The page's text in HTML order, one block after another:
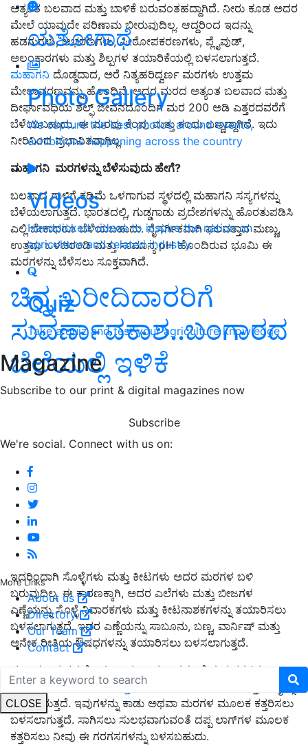
ಯಶೋಗಾಥೆ
Photo Gallery
We capture the best photos around events,
exhibitions happening across the country
Videos
Handpicked videos to inspire the nation on
agriculture and related industry
Quiz
Take a quiz and test your agriculture knowledge
Magazine
Subscribe to our print & digital magazines now
Subscribe
We're social. Connect with us on:
More Links
About us
Directory
Our Team
Contact
CLOSE
ಅತ್ಯಂತ ಬಲವಾದ ಮತ್ತು ಬಾಳಿಕೆ ಬರುವಂತಹದ್ದಾಗಿದೆ. ನೀರು ಕೂಡ ಅದರ
ಮೇಲೆ ಯಾವುದೇ ಪರಿಣಾಮ ಬೀರುವುದಿಲ್ಲ. ಆದ್ದರಿಂದ ಇದನ್ನು
ಹಡಗುಗಳು, ಆಭರಣಗಳು, ಪೀಠೋಪಕರಣಗಳು, ಪ್ಲೈವುಡ್,
ಅಲಂಕಾರಗಳು ಮತ್ತು ಶಿಲ್ಪಗಳ ತಯಾರಿಕೆಯಲ್ಲಿ ಬಳಸಲಾಗುತ್ತದೆ.
ಮಹಾಗನಿ ದೊಡ್ಡದಾದ, ಅರೆ ನಿತ್ಯಹರಿದ್ವರ್ಣ ಮರಗಳು ಉತ್ತಮ
ಮೇಲಾವರಣವನ್ನು ಹೊಂದಿವೆ. ಅದರ ಮರದ ಅತ್ಯಂತ ಬಲವಾದ ಮತ್ತು
ದೀರ್ಘಾವಧಿಯ ಶೆಲ್ಫ್ ಜೀವನದೊಂದಿಗೆ ಮರ 200 ಅಡಿ ಎತ್ತರದವರೆಗೆ
ಬೆಳೆಯಬಹುದು. ಈ ಮರವು ಕೆಂಪು ಮತ್ತು ಕಂದು ಬಣ್ಣದ್ದಾಗಿದೆ. ಇದು
ನೀರಿನಿಂದ ಪ್ರಭಾವಿತವಾಗಿಲ್ಲ.
ಮಹಾಗನಿ ಮರಗಳನ್ನು ಬೆಳೆಸುವುದು ಹೇಗೆ?
ಬಲವಾದ ಗಾಳಿಗೆ ಕಡಿಮೆ ಒಳಗಾಗುವ ಸ್ಥಳದಲ್ಲಿ ಮಹಾಗನಿ ಸಸ್ಯಗಳನ್ನು
ಬೆಳೆಯಲಾಗುತ್ತದೆ. ಭಾರತದಲ್ಲಿ, ಗುಡ್ಡಗಾಡು ಪ್ರದೇಶಗಳನ್ನು ಹೊರತುಪಡಿಸಿ
ಎಲ್ಲಿ ಬೇಕಾದರೂ ಬೆಳೆಯಬಹುದು. ನೈಸರ್ಗಿಕವಾಗಿ ಫಲವತ್ತಾದ ಮಣ್ಣು,
ಉತ್ತಮ ಒಳಚರಂಡಿ ಮತ್ತು ಸಾಮಾನ್ಯ pH ಹೊಂದಿರುವ ಭೂಮಿ ಈ
ಮರಗಳನ್ನು ಬೆಳೆಸಲು ಸೂಕ್ತವಾಗಿದೆ.
ಚಿನ್ನ ಖರೀದಿದಾರರಿಗೆ
ಸುವರ್ಣಾವಕಾಶ..ಬಂಗಾರದ
ಬೆಲೆಯಲ್ಲಿ ಇಳಿಕೆ
ಇದರಿಂದಾಗಿ ಸೊಳ್ಳೆಗಳು ಮತ್ತು ಕೀಟಗಳು ಅದರ ಮರಗಳ ಬಳಿ
ಬರುವುದಿಲ್ಲ. ಈ ಕಾರಣಕ್ಕಾಗಿ, ಅದರ ಎಲೆಗಳು ಮತ್ತು ಬೀಜಗಳ
ಎಣ್ಣೆಯನ್ನು ಸೊಳ್ಳೆ ನಿವಾರಕಗಳು ಮತ್ತು ಕೀಟನಾಶಕಗಳನ್ನು ತಯಾರಿಸಲು
ಬಳಸಲಾಗುತ್ತದೆ. ಇದರ ಎಣ್ಣೆಯನ್ನು ಸಾಬೂನು, ಬಣ್ಣ, ವಾರ್ನಿಷ್ ಮತ್ತು
ಅನೇಕ ರೀತಿಯ ಔಷಧಗಳನ್ನು ತಯಾರಿಸಲು ಬಳಸಲಾಗುತ್ತದೆ.
ಮಹಾಗನಿ ಮರದ ಕೊಯ್ಲ ನೀವು ಸಾಧ್ಯವಾದಷ್ಟು ಬೇಗ ಮರಗಳನ್ನು
ಕೊಯ್ಲು ಮಾಡಲು ಅಥವಾಕತ್ತರಿಸಲು ಬಯಸಿದರೆ,
ನಿಮಗೆ ಉತ್ತಮ ಚೈನ್ಸಾ
ಅಗತ್ಯವಿರುತ್ತದೆ. ಇವುಗಳನ್ನು ಕಾಡು ಅಥವಾ ಮರಗಳ ಮೂಲಕ ಕತ್ತರಿಸಲು
ಬಳಸಲಾಗುತ್ತದೆ. ಸಾಗಿಸಲು ಸುಲಭವಾಗುವಂತೆ ದಪ್ಪ ಲಾಗ್‌ಗಳ ಮೂಲಕ
ಕತ್ತರಿಸಲು ನೀವು ಈ ಗರಗಸಗಳನ್ನು ಬಳಸಬಹುದು.